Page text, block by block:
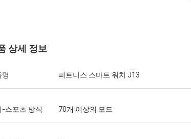
상세 정보
명 피트니스 스마트 워치 J13
-스포츠 방식 70개 이상의 모드